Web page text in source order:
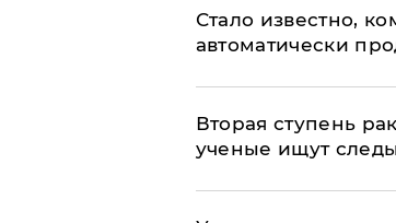
Стало известно,
автоматически
Вторая ступень
ученые ищут